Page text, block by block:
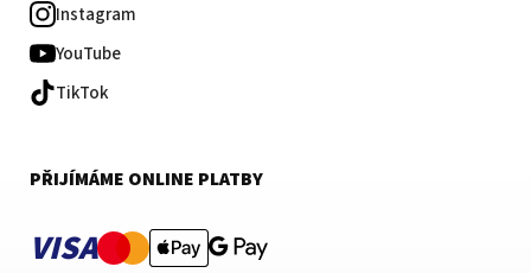
Instagram
YouTube
TikTok
PŘIJÍMÁME ONLINE PLATBY
VISA